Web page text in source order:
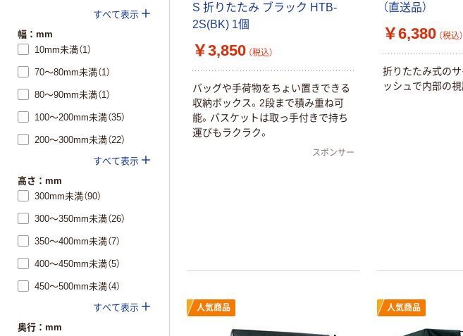
S 折りたたみ ブラック HTB-
2S(BK) 1個
￥3,850 （税込）
バッグや手荷物をちょい置きできる
収納ボックス。2段まで積み重ね可
能。バスケットは取っ手付きで持ち
運びもラクラク。
スポンサー
（直送品）
￥6,380 （税込）
折りたたみ式の
ッシュで内部の視
人気商品 人気商品
すべて表示
幅：mm
10mm未満（1）
70～80mm未満（1）
80～90mm未満（1）
100～200mm未満（35）
200～300mm未満（22）
すべて表示
高さ：mm
300mm未満（90）
300～350mm未満（26）
350～400mm未満（7）
400～450mm未満（5）
450～500mm未満（4）
すべて表示
奥行：mm